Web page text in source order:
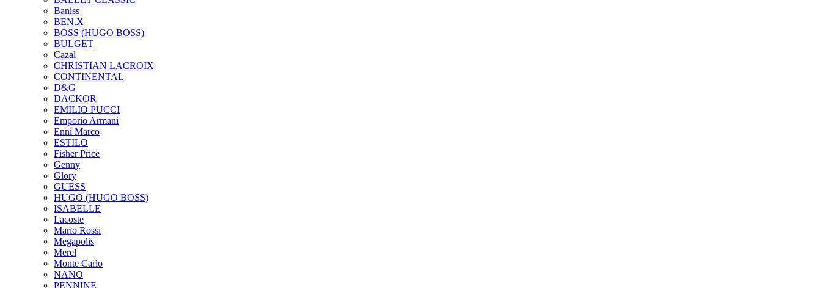
Baniss
BEN.X
BOSS (HUGO BOSS)
BULGET
Cazal
CHRISTIAN LACROIX
CONTINENTAL
D&G
DACKOR
EMILIO PUCCI
Emporio Armani
Enni Marco
ESTILO
Fisher Price
Genny
Glory
GUESS
HUGO (HUGO BOSS)
ISABELLE
Lacoste
Mario Rossi
Megapolis
Merel
Monte Carlo
NANO
PENNINE